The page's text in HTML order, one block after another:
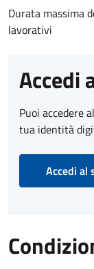
Durata massima
lavorativi
Accedi
Puoi accedere
tua identità
Accedi al